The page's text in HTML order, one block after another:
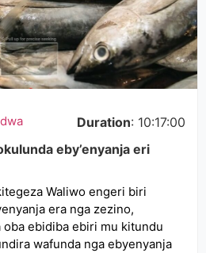
Duration: 10:17:00
eby’enyanja eri
Waliwo engeri biri
era nga zezino,
ebidiba ebiri mu kitundu
wafunda nga ebyenyanja